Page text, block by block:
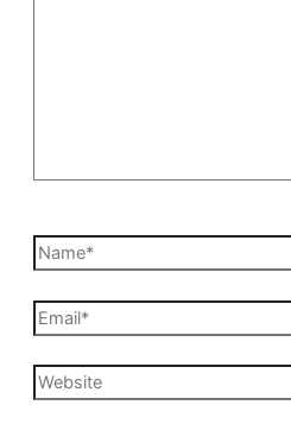
Name*
Email*
Website